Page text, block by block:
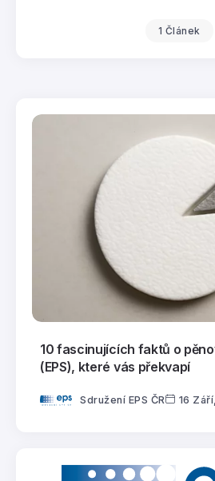
1 Článek
10 fascinujících faktů o
(EPS), které vás překvapí
Sdružení EPS ČR 16